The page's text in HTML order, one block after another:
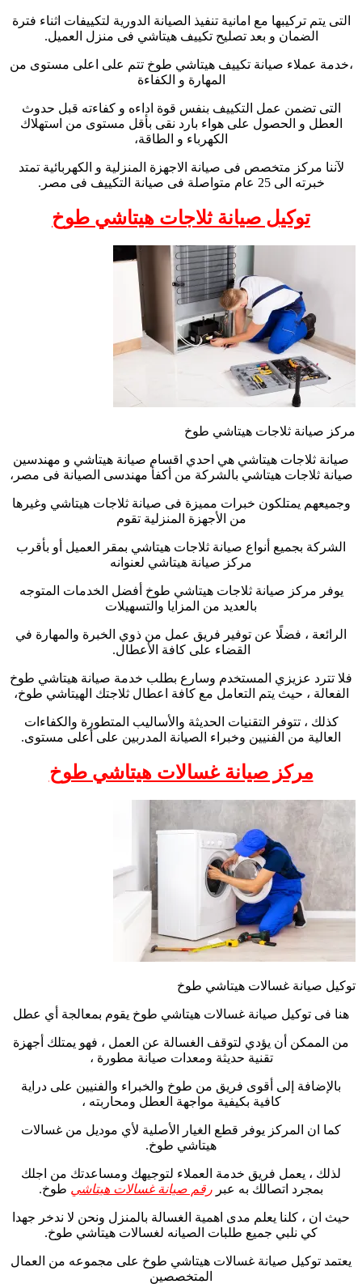
التى يتم تركيبها مع امانية تنفيذ الصيانة الدورية لتكييفات اثناء فترة
الضمان و بعد تصليح تكييف هيتاشي فى منزل العميل.
،خدمة عملاء صيانة تكييف هيتاشي طوخ تتم على اعلى مستوى من
المهارة و الكفاءة
التى تضمن عمل التكييف بنفس قوة اداءه و كفاءته قبل حدوث
العطل و الحصول على هواء بارد نقى بأقل مستوى من استهلاك
الكهرباء و الطاقة،
لآننا مركز متخصص فى صيانة الاجهزة المنزلية و الكهربائية تمتد
خبرته الى 25 عام متواصلة فى صيانة التكييف فى مصر.
توكيل صيانة ثلاجات هيتاشي طوخ
مركز صيانة ثلاجات هيتاشي طوخ
صيانة ثلاجات هيتاشي هي احدي اقسام صيانة هيتاشي و مهندسين
صيانة ثلاجات هيتاشي بالشركة من أكفأ مهندسى الصيانة فى مصر،
وجميعهم يمتلكون خبرات مميزة فى صيانة ثلاجات هيتاشي وغيرها
من الأجهزة المنزلية تقوم
الشركة بجميع أنواع صيانة ثلاجات هيتاشي بمقر العميل أو بأقرب
مركز صيانة هيتاشي لعنوانه
يوفر مركز صيانة ثلاجات هيتاشي طوخ أفضل الخدمات المتوجه
بالعديد من المزايا والتسهيلات
الرائعة ، فضلًا عن توفير فريق عمل من ذوي الخبرة والمهارة في
القضاء على كافة الأعطال.
فلا تترد عزيزي المستخدم وسارع بطلب خدمة صيانة هيتاشي طوخ
الفعالة ، حيث يتم التعامل مع كافة اعطال ثلاجتك الهيتاشي طوخ،
كذلك ، تتوفر التقنيات الحديثة والأساليب المتطورة والكفاءات
العالية من الفنيين وخبراء الصيانة المدربين على أعلى مستوى.
مركز صيانة غسالات هيتاشي طوخ
توكيل صيانة غسالات هيتاشي طوخ
هنا فى توكيل صيانة غسالات هيتاشي طوخ يقوم بمعالجة أي عطل
من الممكن أن يؤدي لتوقف الغسالة عن العمل ، فهو يمتلك أجهزة
تقنية حديثة ومعدات صيانة مطورة ،
بالإضافة إلى أقوى فريق من طوخ والخبراء والفنيين على دراية
كافية بكيفية مواجهة العطل ومحاربته ،
كما ان المركز يوفر قطع الغيار الأصلية لأي موديل من غسالات
هيتاشي طوخ.
لذلك ، يعمل فريق خدمة العملاء لتوجيهك ومساعدتك من اجلك
بمجرد اتصالك به عبر رقم صيانة غسالات هيتاشي طوخ.
حيث ان ، كلنا يعلم مدى اهمية الغسالة بالمنزل ونحن لا ندخر جهدا
كي نلبي جميع طلبات الصيانه لغسالات هيتاشي طوخ.
يعتمد توكيل صيانة غسالات هيتاشي طوخ على مجموعه من العمال
المتخصصين